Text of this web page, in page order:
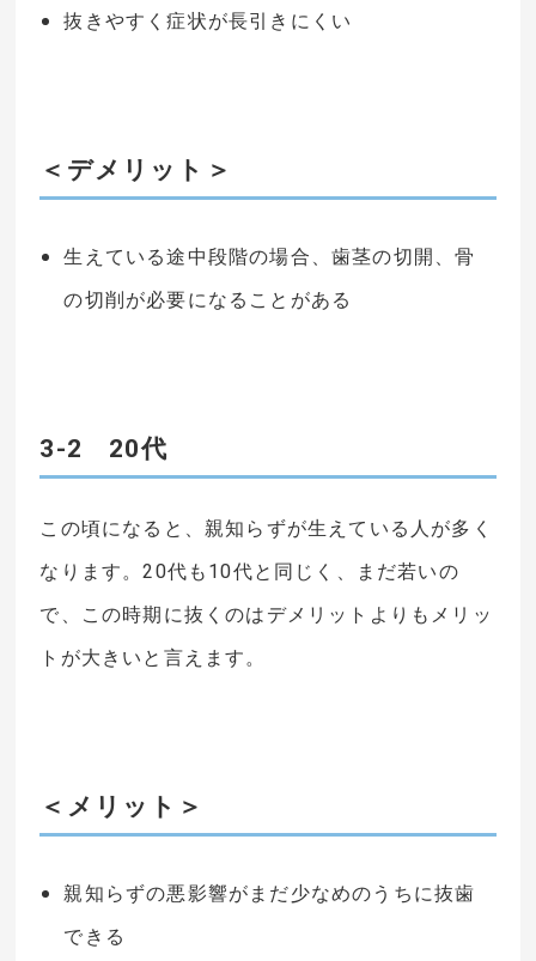
抜きやすく症状が長引きにくい
＜デメリット＞
生えている途中段階の場合、歯茎の切開、骨
の切削が必要になることがある
3-2 20代
この頃になると、親知らずが生えている人が多く
なります。20代も10代と同じく、まだ若いの
で、この時期に抜くのはデメリットよりもメリッ
トが大きいと言えます。
＜メリット＞
親知らずの悪影響がまだ少なめのうちに抜歯
できる